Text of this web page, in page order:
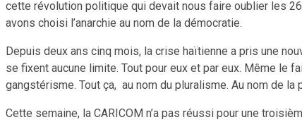
cette révolution politique qui devait nous faire oublier les
avons choisi l’anarchie au nom de la démocratie.
Depuis deux ans cinq mois, la crise haïtienne a pris une
se fixent aucune limite. Tout pour eux et par eux. Même le
gangstérisme. Tout ça, au nom du pluralisme. Au nom de
Cette semaine, la CARICOM n’a pas réussi pour une